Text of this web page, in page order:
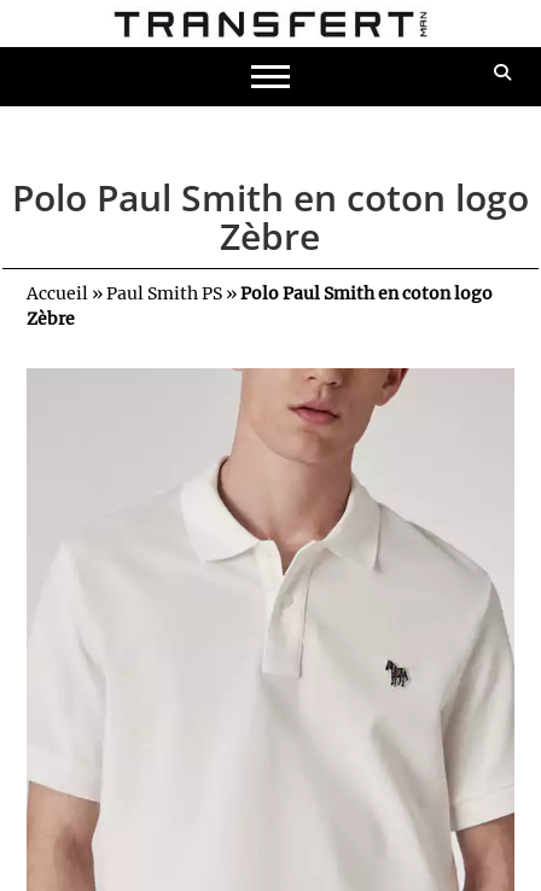
Polo Paul Smith en coton logo
Zèbre
Accueil »Paul Smith PS »Polo Paul Smith en coton logo
Zèbre